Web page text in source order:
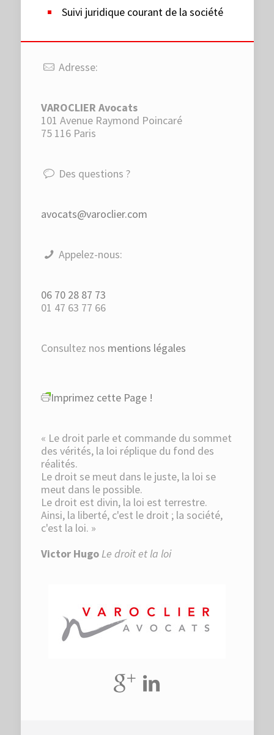
Suivi juridique courant de la société
Adresse:
VAROCLIER Avocats
101 Avenue Raymond Poincaré
75 116 Paris
Des questions ?
avocats@varoclier.com
Appelez-nous:
06 70 28 87 73
01 47 63 77 66
Consultez nos mentions légales
Imprimez cette Page !
« Le droit parle et commande du sommet
des vérités, la loi réplique du fond des
réalités.
Le droit se meut dans le juste, la loi se
meut dans le possible.
Le droit est divin, la loi est terrestre.
Ainsi, la liberté, c'est le droit ; la société,
c'est la loi. »
Victor HugoLe droit et la loi